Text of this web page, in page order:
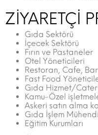
ZİYARETÇİ
Gıda Sektörü
İçecek Sektörü
Fırın ve Pastaneler
Otel Yöneticileri
Restoran, Cafe,
Fast Food
Gıda Hizmet/
Kamu-Özel
Askeri satın alma
Gıda İşlem
Eğitim Kurumları